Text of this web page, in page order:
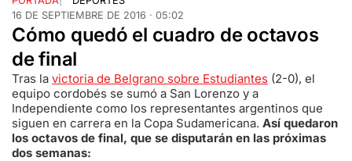
16 DE SEPTIEMBRE DE 2016 · 05:02
Cómo quedó el cuadro de octavos
de final
Tras la victoria de Belgrano sobre Estudiantes (2-0), el
equipo cordobés se sumó a San Lorenzo y a
Independiente como los representantes argentinos que
siguen en carrera en la Copa Sudamericana. Así quedaron
los octavos de final, que se disputarán en las próximas
dos semanas: